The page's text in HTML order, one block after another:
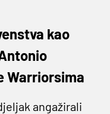
kao
Warriorsima
angažirali